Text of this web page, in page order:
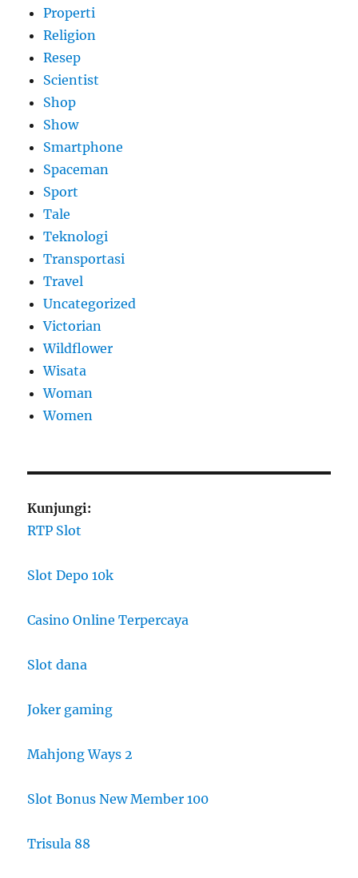
Properti
Religion
Resep
Scientist
Shop
Show
Smartphone
Spaceman
Sport
Tale
Teknologi
Transportasi
Travel
Uncategorized
Victorian
Wildflower
Wisata
Woman
Women
Kunjungi:
RTP Slot
Slot Depo 10k
Casino Online Terpercaya
Slot dana
Joker gaming
Mahjong Ways 2
Slot Bonus New Member 100
Trisula 88